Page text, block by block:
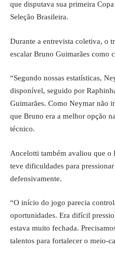
que disputava sua primeira
Seleção Brasileira.
Durante a entrevista coletiva, o
escalar Bruno Guimarães como
“Segundo nossas estatísticas,
disponível, seguido por
Guimarães. Como Neymar não
que Bruno era a melhor opção
técnico.
Ancelotti também avaliou que o
teve dificuldades para
defensivamente.
“O início do jogo parecia
oportunidades. Era difícil
estava muito fechada.
talentos para fortalecer o meio-